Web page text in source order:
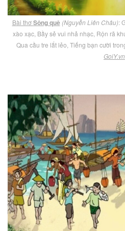
Bài thơSông quê (Nguyễn Liên Châu):
xào xạc, Bầy sẻ vui nhả nhạc, Rộn rã
Qua cầu tre lắt lẻo, Tiếng bạn cười
GoiY.vn